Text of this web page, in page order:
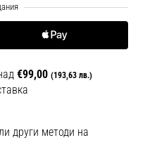
€99,00 (193,63 лв.)
други методи на